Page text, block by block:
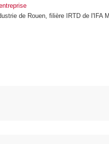
de Rouen, filière IRTD de l'IFA